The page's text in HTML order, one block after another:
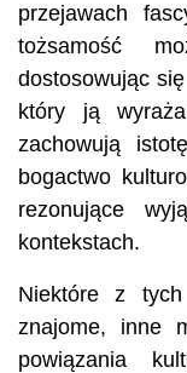
przejawach
tożsamość
dostosowując
który ją
zachowują
bogactwo
rezonujące
kontekstach.
Niektóre z tych
znajome, inne
powiązania